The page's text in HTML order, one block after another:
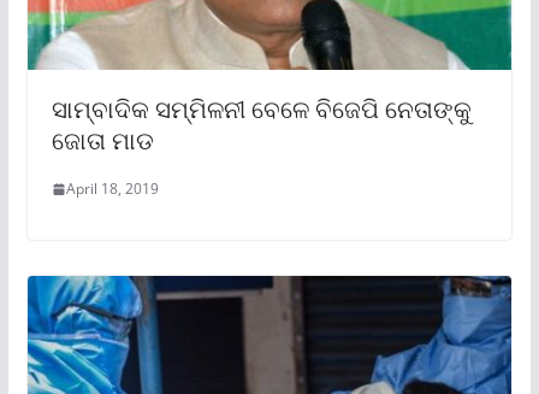
ସାମ୍ବାଦିକ ସମ୍ମିଳନୀ ବେଳେ ବିଜେପି ନେତାଙ୍କୁ
ଜୋତା ମାଡ
April 18, 2019